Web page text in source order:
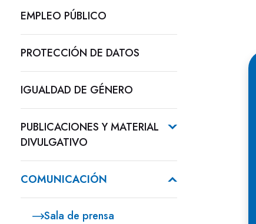
EMPLEO PÚBLICO
PROTECCIÓN DE DATOS
IGUALDAD DE GÉNERO
PUBLICACIONES Y MATERIAL
DIVULGATIVO
COMUNICACIÓN
Sala de prensa